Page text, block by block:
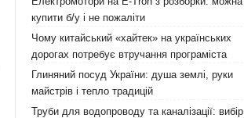
купити б/у і не пожаліти
Чому китайський «хайтек» на українських
дорогах потребує втручання програміста
Глиняний посуд України: душа землі, руки
майстрів і тепло традицій
Труби для водопроводу та каналізації: вибір,